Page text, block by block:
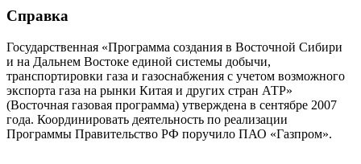
Справка
Государственная «Программа создания в Восточной Сибири
и на Дальнем Востоке единой системы добычи,
транспортировки газа и газоснабжения с учетом возможного
экспорта газа на рынки Китая и других стран АТР»
(Восточная газовая программа) утверждена в сентябре 2007
года. Координировать деятельность по реализации
Программы Правительство РФ поручило ПАО «Газпром».